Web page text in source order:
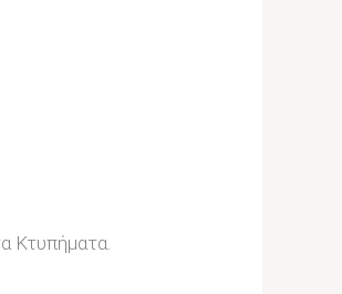
Κτυπήματα.